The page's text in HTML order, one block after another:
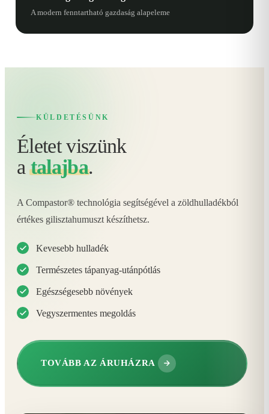
A modern fenntartható gazdaság alapeleme
KÜLDETÉSÜNK
Életet viszünk
atalajba.
A Compastor® technológia segítségével a zöldhulladékból
értékes gilisztahumuszt készíthetsz.
Kevesebb hulladék
Természetes tápanyag-utánpótlás
Egészségesebb növények
Vegyszermentes megoldás
TOVÁBB AZ ÁRUHÁZRA